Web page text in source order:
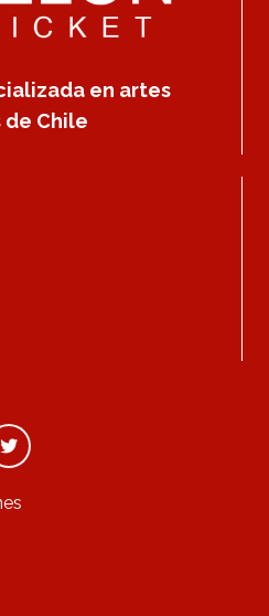
en artes
de Chile